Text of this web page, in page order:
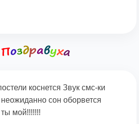
коснется Звук смс-ки
сон оборвется
мой!!!!!!!